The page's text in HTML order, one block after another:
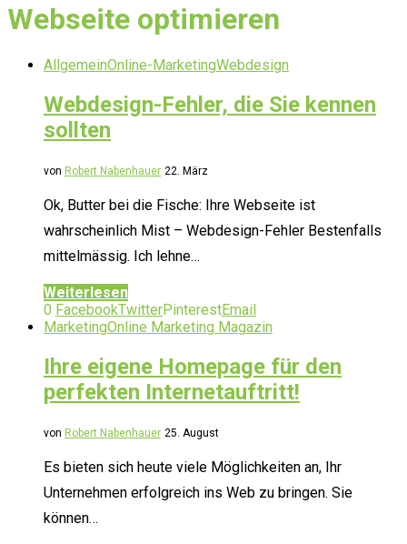
Webseite optimieren
AllgemeinOnline-MarketingWebdesign
Webdesign-Fehler, die Sie kennen
sollten
von Robert Nabenhauer 22. März
Ok, Butter bei die Fische: Ihre Webseite ist
wahrscheinlich Mist – Webdesign-Fehler Bestenfalls
mittelmässig. Ich lehne…
Weiterlesen
0 FacebookTwitterPinterestEmail
MarketingOnline Marketing Magazin
Ihre eigene Homepage für den
perfekten Internetauftritt!
von Robert Nabenhauer 25. August
Es bieten sich heute viele Möglichkeiten an, Ihr
Unternehmen erfolgreich ins Web zu bringen. Sie
können…